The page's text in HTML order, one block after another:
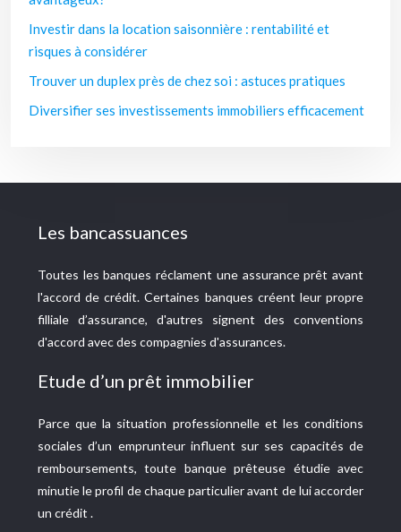
Investir dans la location saisonnière : rentabilité et
risques à considérer
Trouver un duplex près de chez soi : astuces pratiques
Diversifier ses investissements immobiliers efficacement
Les bancassuances
Toutes les banques réclament une assurance prêt avant
l'accord de crédit. Certaines banques créent leur propre
filliale d’assurance, d'autres signent des conventions
d'accord avec des compagnies d'assurances.
Etude d’un prêt immobilier
Parce que la situation professionnelle et les conditions
sociales d’un emprunteur influent sur ses capacités de
remboursements, toute banque prêteuse étudie avec
minutie le profil de chaque particulier avant de lui accorder
un crédit .